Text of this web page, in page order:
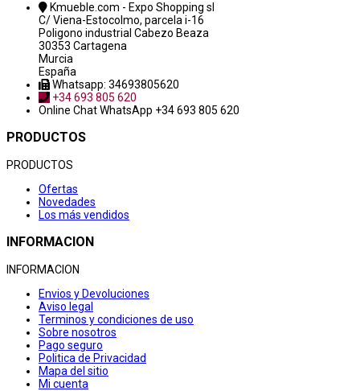
Kmueble.com - Expo Shopping sl
C/ Viena-Estocolmo, parcela i-16
Poligono industrial Cabezo Beaza
30353 Cartagena
Murcia
España
Whatsapp: 34693805620
+34 693 805 620
Online ChatWhatsApp +34 693 805 620
PRODUCTOS
PRODUCTOS
Ofertas
Novedades
Los más vendidos
INFORMACION
INFORMACION
Envios y Devoluciones
Aviso legal
Terminos y condiciones de uso
Sobre nosotros
Pago seguro
Politica de Privacidad
Mapa del sitio
Mi cuenta